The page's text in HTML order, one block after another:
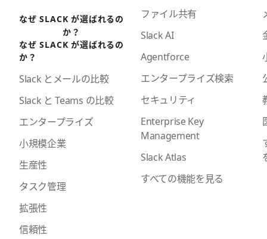
なぜ SLACK が選ばれるの
か？
なぜ SLACK が選ばれるの
か？
Slack とメールの比較
Slack と Teams の比較
エンタープライズ
小規模企業
生産性
タスク管理
拡張性
信頼性
ファイル共有
Slack AI
Agentforce
エンタープライズ検索
セキュリティ
Enterprise Key
Management
Slack Atlas
すべての機能を見る